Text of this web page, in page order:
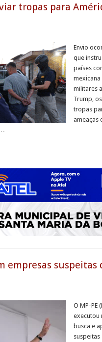
tropas para
Envio
que
países
militares
Trump,
tropas
ameaças
empresas suspeitas
O MP-PE
executou
busca e